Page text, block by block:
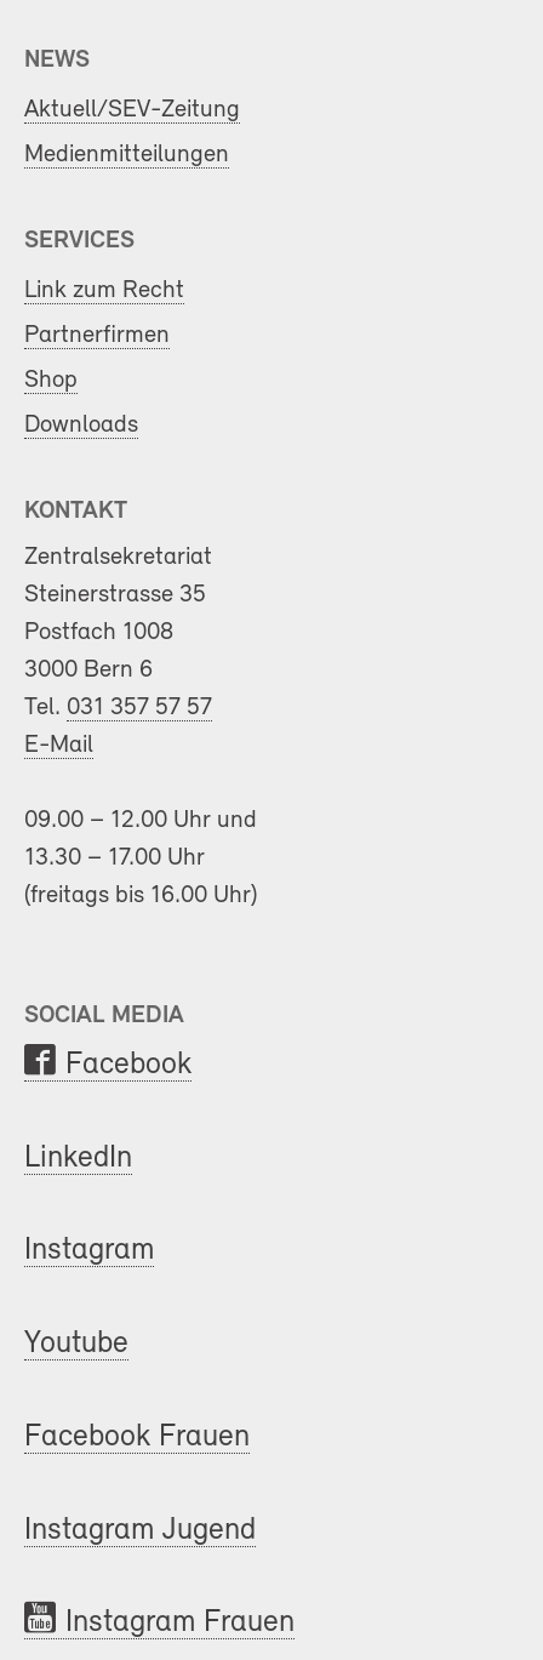
NEWS
Aktuell/SEV-Zeitung
Medienmitteilungen
SERVICES
Link zum Recht
Partnerfirmen
Shop
Downloads
KONTAKT
Zentralsekretariat
Steinerstrasse 35
Postfach 1008
3000 Bern 6
Tel. 031 357 57 57
E-Mail
09.00 – 12.00 Uhr und
13.30 – 17.00 Uhr
(freitags bis 16.00 Uhr)
SOCIAL MEDIA
Facebook
LinkedIn
Instagram
Youtube
Facebook Frauen
Instagram Jugend
Instagram Frauen